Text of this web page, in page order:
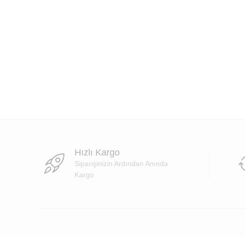
Hızlı Kargo
Siparişinizin Ardından Anında
Kargo